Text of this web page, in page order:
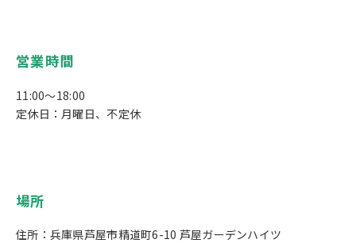
営業時間
11:00～18:00
定休日：月曜日、不定休
場所
住所：兵庫県芦屋市精道町6-10 芦屋ガーデンハイツ